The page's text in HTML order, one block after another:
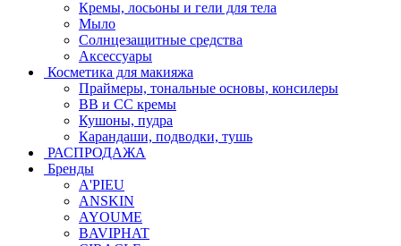
Кремы, лосьоны и гели для тела
Мыло
Солнцезащитные средства
Аксессуары
Косметика для макияжа
Праймеры, тональные основы, консилеры
BB и CC кремы
Кушоны, пудра
Карандаши, подводки, тушь
РАСПРОДАЖА
Бренды
A'PIEU
ANSKIN
AYOUME
BAVIPHAT